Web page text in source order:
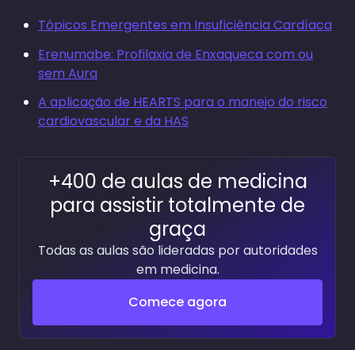
Tópicos Emergentes em Insuficiência Cardíaca
Erenumabe: Profilaxia de Enxaqueca com ou
sem Aura
A aplicação de HEARTS para o manejo do risco
cardiovascular e da HAS
+400 de aulas de medicina
para assistir totalmente de
graça
Todas as aulas são lideradas por autoridades
em medicina.
Comece agora